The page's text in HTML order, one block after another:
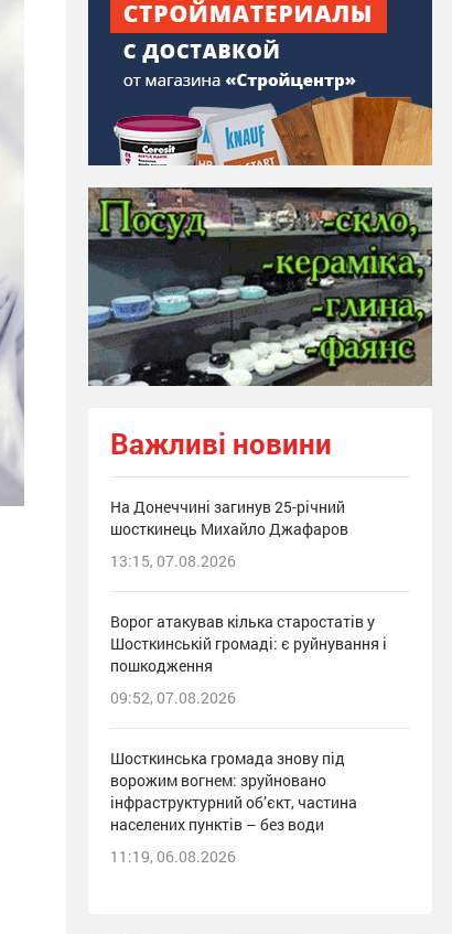
Важливі новини
На Донеччині загинув 25-річний
шосткинець Михайло Джафаров
13:15, 07.08.2026
Ворог атакував кілька старостатів у
Шосткинській громаді: є руйнування і
пошкодження
09:52, 07.08.2026
Шосткинська громада знову під
ворожим вогнем: зруйновано
інфраструктурний об’єкт, частина
населених пунктів – без води
11:19, 06.08.2026